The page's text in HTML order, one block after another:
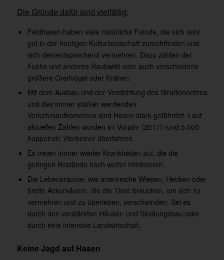
Die Gründe dafür sind vielfältig:
Feldhasen haben viele natürliche Feinde, die sich sehr
gut in der heutigen Kulturlandschaft zurechtfinden und
sich dementsprechend vermehren. Dazu zählen der
Fuchs und anderes Raubwild oder auch verschiedene
größere Greifvögel oder Krähen.
Mit dem Ausbau und der Verdichtung des Straßennetzes
und des immer stärker werdenden
Verkehrsaufkommens sind Hasen stark gefährdet. Laut
aktuellen Zahlen wurden im Vorjahr (2017) rund 5.000
hoppelnde Vierbeiner überfahren.
Es treten immer wieder Krankheiten auf, die die
geringen Bestände noch weiter minimieren.
Die Lebensräume, wie artenreiche Wiesen, Hecken oder
breite Ackersäume, die die Tiere brauchen, um sich zu
vermehren und zu überleben, verschwinden. Sei es
durch den verstärkten Häuser- und Siedlungsbau oder
durch eine intensive Landwirtschaft.
Keine Jagd auf Hasen